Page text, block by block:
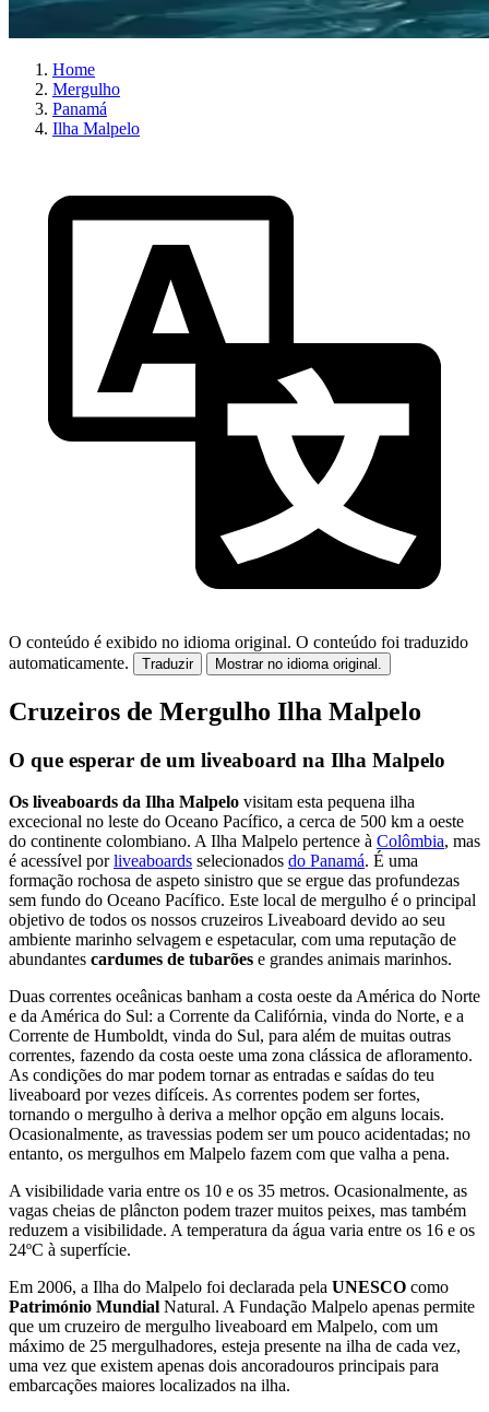
Home
Mergulho
Panamá
Ilha Malpelo
O conteúdo é exibido no idioma original. O conteúdo foi traduzido
automaticamente.
Traduzir Mostrar no idioma original.
Cruzeiros de Mergulho Ilha Malpelo
O que esperar de um liveaboard na Ilha Malpelo
Os liveaboards da Ilha Malpelo visitam esta pequena ilha
excecional no leste do Oceano Pacífico, a cerca de 500 km a oeste
do continente colombiano. A Ilha Malpelo pertence à Colômbia, mas
é acessível porliveaboards selecionados do Panamá. É uma
formação rochosa de aspeto sinistro que se ergue das profundezas
sem fundo do Oceano Pacífico. Este local de mergulho é o principal
objetivo de todos os nossos cruzeiros Liveaboard devido ao seu
ambiente marinho selvagem e espetacular, com uma reputação de
abundantes cardumes de tubarões e grandes animais marinhos.
Duas correntes oceânicas banham a costa oeste da América do Norte
e da América do Sul: a Corrente da Califórnia, vinda do Norte, e a
Corrente de Humboldt, vinda do Sul, para além de muitas outras
correntes, fazendo da costa oeste uma zona clássica de afloramento.
As condições do mar podem tornar as entradas e saídas do teu
liveaboard por vezes difíceis. As correntes podem ser fortes,
tornando o mergulho à deriva a melhor opção em alguns locais.
Ocasionalmente, as travessias podem ser um pouco acidentadas; no
entanto, os mergulhos em Malpelo fazem com que valha a pena.
A visibilidade varia entre os 10 e os 35 metros. Ocasionalmente, as
vagas cheias de plâncton podem trazer muitos peixes, mas também
reduzem a visibilidade. A temperatura da água varia entre os 16 e os
24ºC à superfície.
Em 2006, a Ilha do Malpelo foi declarada pela UNESCO como
Património Mundial Natural. A Fundação Malpelo apenas permite
que um cruzeiro de mergulho liveaboard em Malpelo, com um
máximo de 25 mergulhadores, esteja presente na ilha de cada vez,
uma vez que existem apenas dois ancoradouros principais para
embarcações maiores localizados na ilha.